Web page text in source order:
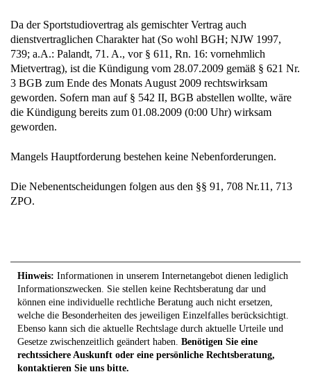
Da der Sportstudiovertrag als gemischter Vertrag auch
dienstvertraglichen Charakter hat (So wohl BGH; NJW 1997,
739; a.A.: Palandt, 71. A., vor § 611, Rn. 16: vornehmlich
Mietvertrag), ist die Kündigung vom 28.07.2009 gemäß § 621 Nr.
3 BGB zum Ende des Monats August 2009 rechtswirksam
geworden. Sofern man auf § 542 II, BGB abstellen wollte, wäre
die Kündigung bereits zum 01.08.2009 (0:00 Uhr) wirksam
geworden.
Mangels Hauptforderung bestehen keine Nebenforderungen.
Die Nebenentscheidungen folgen aus den §§ 91, 708 Nr.11, 713
ZPO.
Hinweis: Informationen in unserem Internetangebot dienen lediglich
Informationszwecken. Sie stellen keine Rechtsberatung dar und
können eine individuelle rechtliche Beratung auch nicht ersetzen,
welche die Besonderheiten des jeweiligen Einzelfalles berücksichtigt.
Ebenso kann sich die aktuelle Rechtslage durch aktuelle Urteile und
Gesetze zwischenzeitlich geändert haben. Benötigen Sie eine
rechtssichere Auskunft oder eine persönliche Rechtsberatung,
kontaktieren Sie uns bitte.